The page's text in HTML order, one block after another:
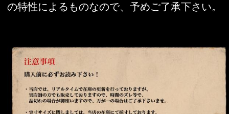
の特性によるものなので、予めご了承下さい。